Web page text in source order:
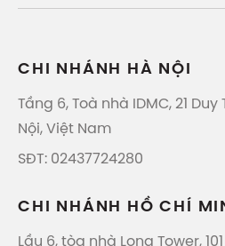
CHI NHÁNH HÀ NỘI
Tầng 6, Toà nhà IDMC, 21 Duy
Nội, Việt Nam
SĐT: 02437724280
CHI NHÁNH HỒ CHÍ
Lầu 6, tòa nhà Long Tower,